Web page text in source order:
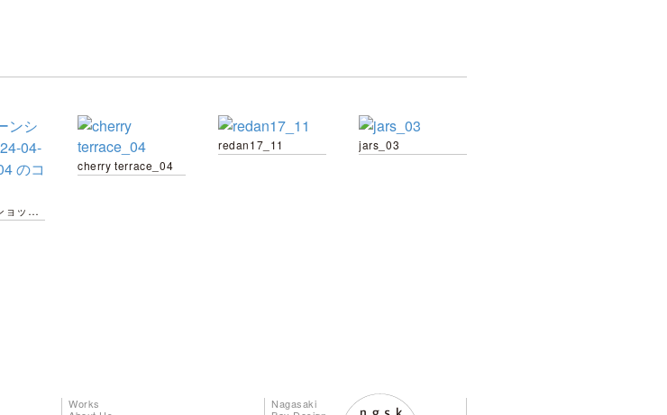
スクリーンショット 2024-04-22 18.35.04 のコピー
cherry terrace_04
redan17_11 jars_03
Works
Nagasaki